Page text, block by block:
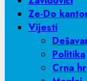
Ze-Do
Vijesti
Politika
Crna